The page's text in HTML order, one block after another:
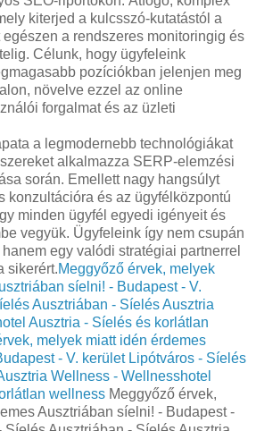
kiterjed a kulcsszó-kutatástól a
a rendszeres monitoringig és
Célunk, hogy ügyfeleink
pozíciókban jelenjen meg
növelve ezzel az online
forgalmat és az üzleti
a legmodernebb technológiákat
alkalmazza SERP-elemzési
során. Emellett nagy hangsúlyt
konzultációra és az ügyfélközpontú
minden ügyfél egyedi igényeit és
vegyük. Ügyfeleink így nem csupán
egy valódi stratégiai partnerrel
sikerért.Meggyőző érvek, melyek
síelni! - Budapest - V.
Ausztriában - Síelés Ausztria
Ausztria - Síelés és korlátlan
melyek miatt idén érdemes
- V. kerület Lipótváros - Síelés
Wellness - Wellnesshotel
wellness Meggyőző érvek,
Ausztriában síelni! - Budapest -